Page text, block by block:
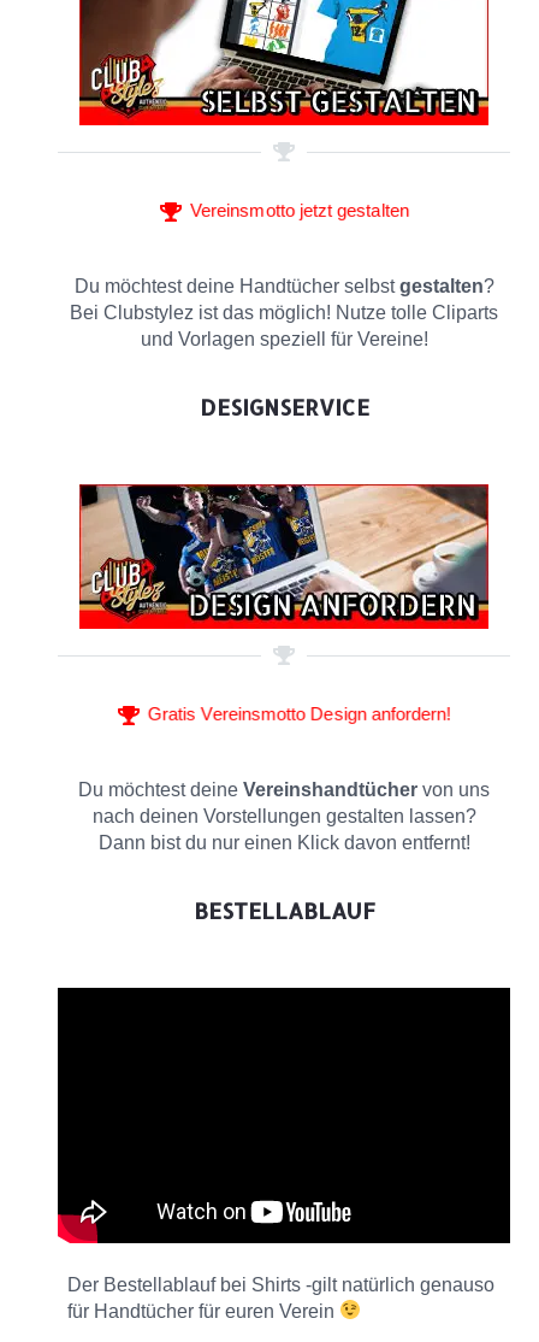
Vereinsmotto jetzt gestalten
Du möchtest deine Handtücher selbstgestalten?
Bei Clubstylez ist das möglich! Nutze tolle Cliparts
und Vorlagen speziell für Vereine!
DESIGNSERVICE
Gratis Vereinsmotto Design anfordern!
Du möchtest deine Vereinshandtücher von uns
nach deinen Vorstellungen gestalten lassen?
Dann bist du nur einen Klick davon entfernt!
BESTELLABLAUF
Der Bestellablauf bei Shirts -gilt natürlich genauso
für Handtücher für euren Verein